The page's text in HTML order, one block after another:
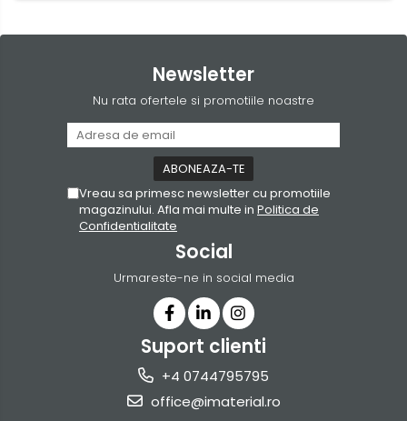
Newsletter
Nu rata ofertele si promotiile noastre
Vreau sa primesc newsletter cu promotiile
magazinului. Afla mai multe in Politica de
Confidentialitate
Social
Urmareste-ne in social media
Suport clienti
+4 0744795795
office@imaterial.ro